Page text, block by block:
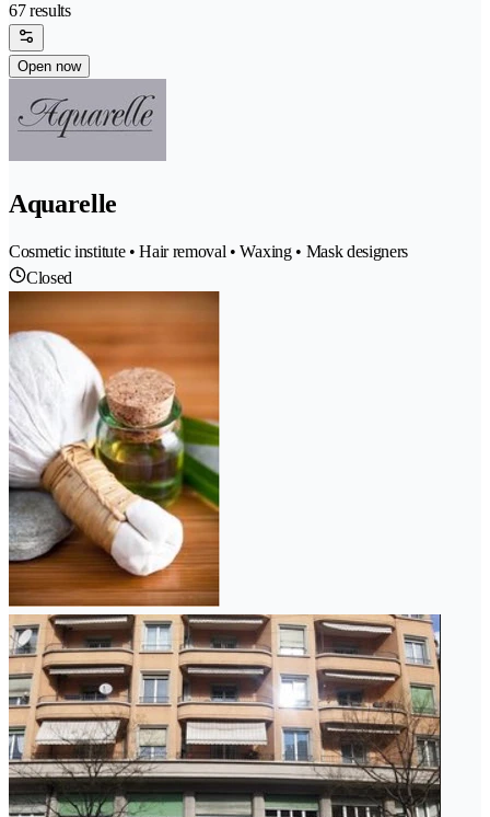
67 results
Open now
Aquarelle
Cosmetic institute • Hair removal • Waxing • Mask designers
Closed